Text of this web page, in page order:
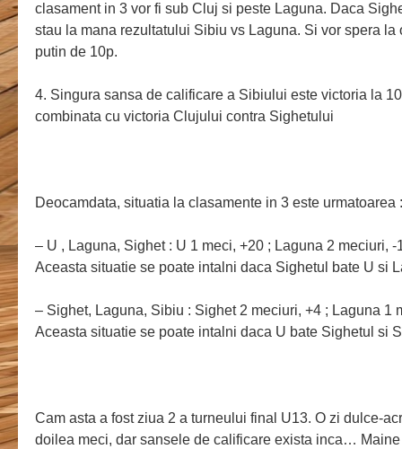
clasament in 3 vor fi sub Cluj si peste Laguna. Daca
stau la mana rezultatului Sibiu vs Laguna. Si vor spera
putin de 10p.
4. Singura sansa de calificare a Sibiului este victoria la
combinata cu victoria Clujului contra Sighetului
Deocamdata, situatia la clasamente in 3 este urmatoarea :
– U , Laguna, Sighet : U 1 meci, +20 ; Laguna 2 meciuri, -
Aceasta situatie se poate intalni daca Sighetul bate U si
– Sighet, Laguna, Sibiu : Sighet 2 meciuri, +4 ; Laguna 1
Aceasta situatie se poate intalni daca U bate Sighetul si
Cam asta a fost ziua 2 a turneului final U13. O zi dulce-
doilea meci, dar sansele de calificare exista inca…